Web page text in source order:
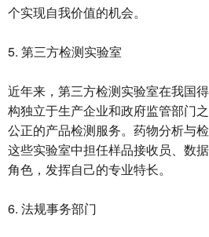
个实现自我价值的机会。
5. 第三方检测实验室
近年来，第三方检测实验室在我国
构独立于生产企业和政府监管部门
公正的产品检测服务。药物分析与
这些实验室中担任样品接收员、数
角色，发挥自己的专业特长。
6. 法规事务部门